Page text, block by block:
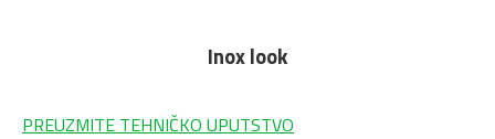
Inox look
PREUZMITE TEHNIČKO UPUTSTVO